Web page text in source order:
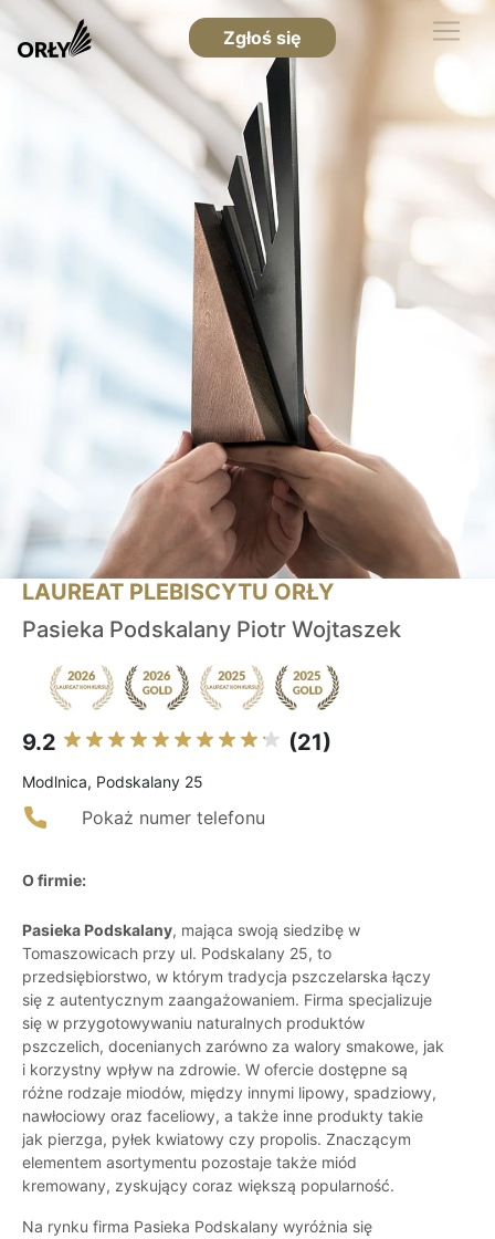
Zgłoś się
LAUREAT PLEBISCYTU ORŁY
Pasieka Podskalany Piotr Wojtaszek
9.2 (21)
Modlnica, Podskalany 25
Pokaż numer telefonu
O firmie:
Pasieka Podskalany, mająca swoją siedzibę w
Tomaszowicach przy ul. Podskalany 25, to
przedsiębiorstwo, w którym tradycja pszczelarska łączy
się z autentycznym zaangażowaniem. Firma specjalizuje
się w przygotowywaniu naturalnych produktów
pszczelich, docenianych zarówno za walory smakowe, jak
i korzystny wpływ na zdrowie. W ofercie dostępne są
różne rodzaje miodów, między innymi lipowy, spadziowy,
nawłociowy oraz faceliowy, a także inne produkty takie
jak pierzga, pyłek kwiatowy czy propolis. Znaczącym
elementem asortymentu pozostaje także miód
kremowany, zyskujący coraz większą popularność.
Na rynku firma Pasieka Podskalany wyróżnia się